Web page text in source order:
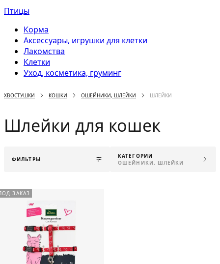
Птицы
Корма
Аксессуары, игрушки для клетки
Лакомства
Клетки
Уход, косметика, груминг
ХВОСТУШКИ КОШКИ ОШЕЙНИКИ, ШЛЕЙКИ ШЛЕЙКИ
Шлейки для кошек
ФИЛЬТРЫ
КАТЕГОРИИ
ОШЕЙНИКИ, ШЛЕЙКИ
ЗАКАЗ